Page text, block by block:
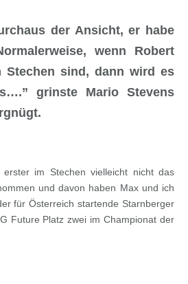
der Ansicht, er habe
wenn Robert
Stechen sind, dann wird es
grinste Mario Stevens
im Stechen vielleicht nicht das
und davon haben Max und ich
für Österreich startende Starnberger
Future Platz zwei im Championat der